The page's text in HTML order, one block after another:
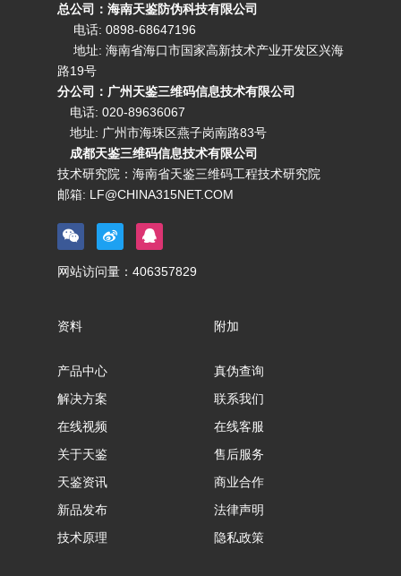
总公司：海南天鉴防伪科技有限公司
电话: 0898-68647196
地址: 海南省海口市国家高新技术产业开发区兴海
路19号
分公司：广州天鉴三维码信息技术有限公司
电话: 020-89636067
地址: 广州市海珠区燕子岗南路83号
成都天鉴三维码信息技术有限公司
技术研究院：海南省天鉴三维码工程技术研究院
邮箱: LF@CHINA315NET.COM
网站访问量： 406357829
资料
产品中心
解决方案
在线视频
关于天鉴
天鉴资讯
新品发布
技术原理
附加
真伪查询
联系我们
在线客服
售后服务
商业合作
法律声明
隐私政策